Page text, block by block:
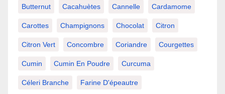
Butternut Cacahuètes Cannelle Cardamome
Carottes Champignons Chocolat Citron
Citron Vert Concombre Coriandre Courgettes
Cumin Cumin En Poudre Curcuma
Céleri Branche Farine D'épeautre